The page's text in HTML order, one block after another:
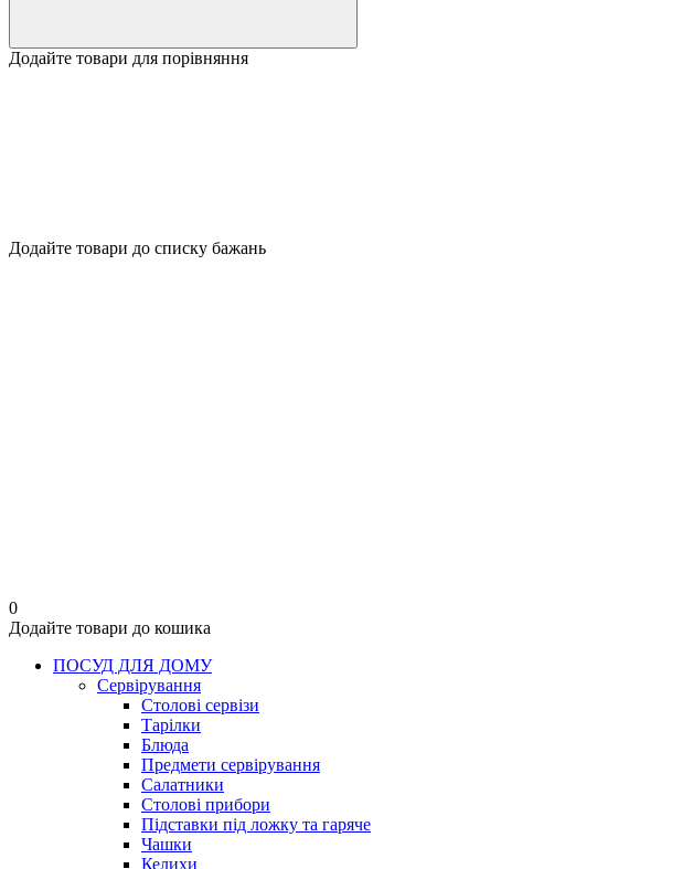
Додайте товари для порівняння
Додайте товари до списку бажань
0
Додайте товари до кошика
ПОСУД ДЛЯ ДОМУ
Сервірування
Столові сервізи
Тарілки
Блюда
Предмети сервірування
Салатники
Столові прибори
Підставки під ложку та гаряче
Чашки
Келихи